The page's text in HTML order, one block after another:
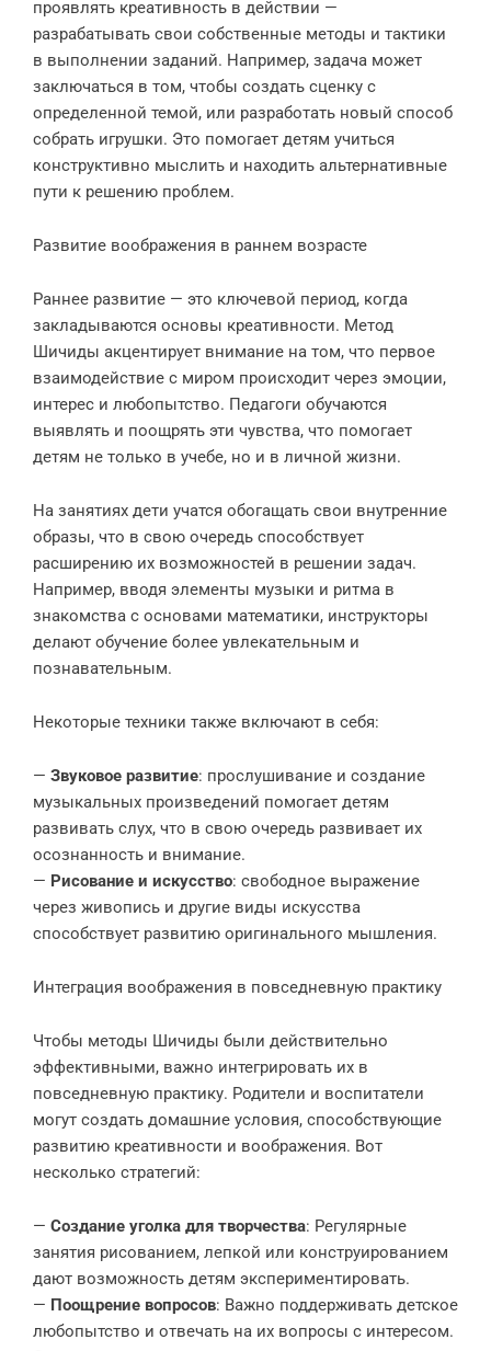
проявлять креативность в действии —
разрабатывать свои собственные методы и тактики
в выполнении заданий. Например, задача может
заключаться в том, чтобы создать сценку с
определенной темой, или разработать новый способ
собрать игрушки. Это помогает детям учиться
конструктивно мыслить и находить альтернативные
пути к решению проблем.
Развитие воображения в раннем возрасте
Раннее развитие — это ключевой период, когда
закладываются основы креативности. Метод
Шичиды акцентирует внимание на том, что первое
взаимодействие с миром происходит через эмоции,
интерес и любопытство. Педагоги обучаются
выявлять и поощрять эти чувства, что помогает
детям не только в учебе, но и в личной жизни.
На занятиях дети учатся обогащать свои внутренние
образы, что в свою очередь способствует
расширению их возможностей в решении задач.
Например, вводя элементы музыки и ритма в
знакомства с основами математики, инструкторы
делают обучение более увлекательным и
познавательным.
Некоторые техники также включают в себя:
— Звуковое развитие: прослушивание и создание
музыкальных произведений помогает детям
развивать слух, что в свою очередь развивает их
осознанность и внимание.
— Рисование и искусство: свободное выражение
через живопись и другие виды искусства
способствует развитию оригинального мышления.
Интеграция воображения в повседневную практику
Чтобы методы Шичиды были действительно
эффективными, важно интегрировать их в
повседневную практику. Родители и воспитатели
могут создать домашние условия, способствующие
развитию креативности и воображения. Вот
несколько стратегий:
— Создание уголка для творчества: Регулярные
занятия рисованием, лепкой или конструированием
дают возможность детям экспериментировать.
— Поощрение вопросов: Важно поддерживать детское
любопытство и отвечать на их вопросы с интересом.